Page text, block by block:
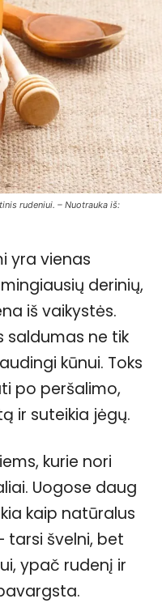
rudeniui. – Nuotrauka iš:
yra vienas
derinių,
iš vaikystės.
saldumas ne tik
kūnui. Toks
po peršalimo,
ir suteikia jėgų.
kurie nori
Uogose daug
kaip natūralus
tarsi švelni, bet
ypač rudenį ir